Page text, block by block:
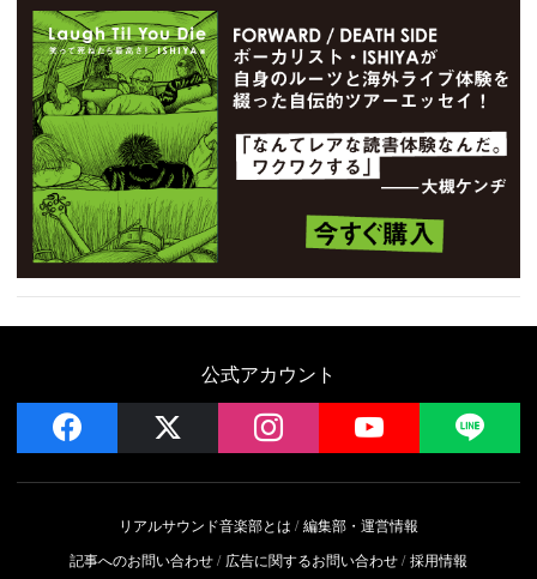
公式アカウント
facebook instagram YouTube
リアルサウンド音楽部とは
編集部・運営情報
記事へのお問い合わせ
広告に関するお問い合わせ 採用情報